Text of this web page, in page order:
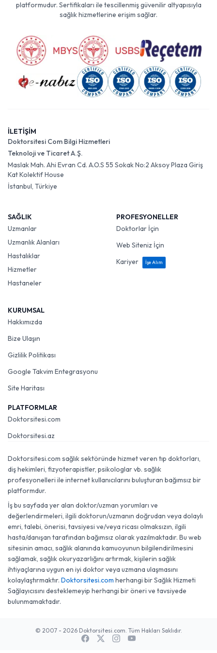
platformudur. Sertifikaları ile tescillenmiş güvenilir altyapısıyla
sağlık hizmetlerine erişim sağlar.
İLETİŞİM
Doktorsitesi Com Bilgi Hizmetleri
Teknoloji ve Ticaret A.Ş.
Maslak Mah. Ahi Evran Cd. A.O.S 55 Sokak No:2 Aksoy Plaza Giriş
Kat Kolektif House
İstanbul, Türkiye
SAĞLIK
Uzmanlar
Uzmanlık Alanları
Hastalıklar
Hizmetler
Hastaneler
PROFESYONELLER
Doktorlar İçin
Web Siteniz İçin
Kariyer
İşe Alım
KURUMSAL
Hakkımızda
Bize Ulaşın
Gizlilik Politikası
Google Takvim Entegrasyonu
Site Haritası
PLATFORMLAR
Doktorsitesi.com
Doktorsitesi.az
Doktorsitesi.com sağlık sektöründe hizmet veren tıp doktorları,
diş hekimleri, fizyoterapistler, psikologlar vb. sağlık
profesyonelleri ile internet kullanıcılarını buluşturan bağımsız bir
platformdur.
İş bu sayfada yer alan doktor/uzman yorumları ve
değerlendirmeleri, ilgili doktorun/uzmanın doğrudan veya dolaylı
emri, talebi, önerisi, tavsiyesi ve/veya ricası olmaksızın, ilgili
hasta/danışan tarafından bağımsız olarak yazılmaktadır. Bu web
sitesinin amacı, sağlık alanında kamuoyunun bilgilendirilmesini
sağlamak, sağlık okuryazarlığını artırmak, kişilerin sağlık
ihtiyaçlarına uygun en iyi doktor veya uzmana ulaşmasını
kolaylaştırmaktır. Doktorsitesi.com herhangi bir Sağlık Hizmeti
Sağlayıcısını desteklemeyip herhangi bir öneri ve tavsiyede
bulunmamaktadır.
© 2007 - 2026 Doktorsitesi.com. Tüm Hakları Saklıdır.